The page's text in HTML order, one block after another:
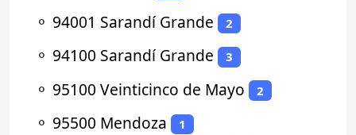
⚬ 94001 Sarandí Grande 2
⚬ 94100 Sarandí Grande 3
⚬ 95100 Veinticinco de Mayo 2
⚬ 95500 Mendoza 1